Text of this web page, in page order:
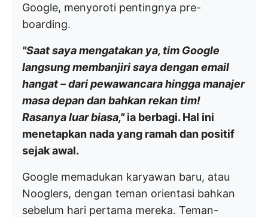
Google, menyoroti pentingnya pre-
boarding.
"Saat saya mengatakan ya, tim Google
langsung membanjiri saya dengan email
hangat – dari pewawancara hingga manajer
masa depan dan bahkan rekan tim!
Rasanya luar biasa,"ia berbagi. Hal ini
menetapkan nada yang ramah dan positif
sejak awal.
Google memadukan karyawan baru, atau
Nooglers, dengan teman orientasi bahkan
sebelum hari pertama mereka. Teman-